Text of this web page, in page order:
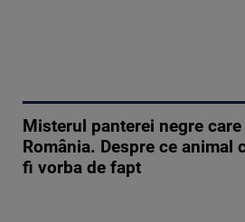
Misterul panterei negre
România. Despre ce animal
fi vorba de fapt